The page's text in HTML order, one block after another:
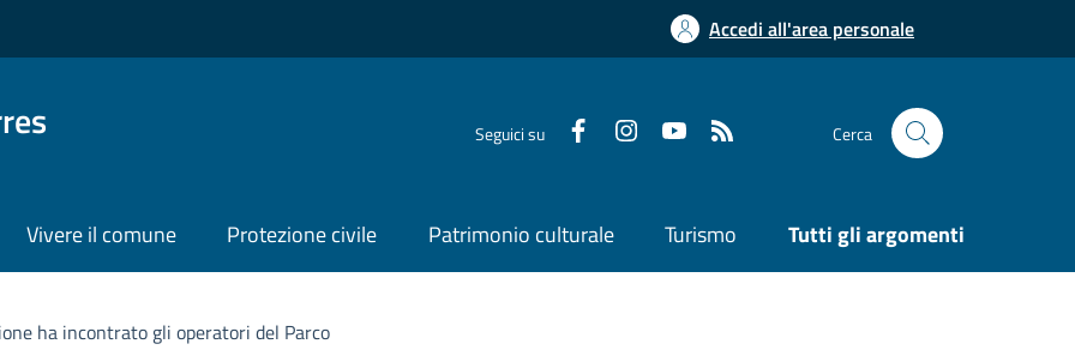
Accedi all'area personale
Seguici su Cerca
Vivere il comune Protezione civile Patrimonio culturale Turismo Tutti gli argomenti
ha incontrato gli operatori del Parco